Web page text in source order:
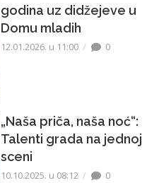
godina uz didžejeve u
Domu mladih
12.01.2026. u 11:00 0
„Naša priča, naša noć“:
Talenti grada na jednoj
sceni
10.10.2025. u 08:12 0